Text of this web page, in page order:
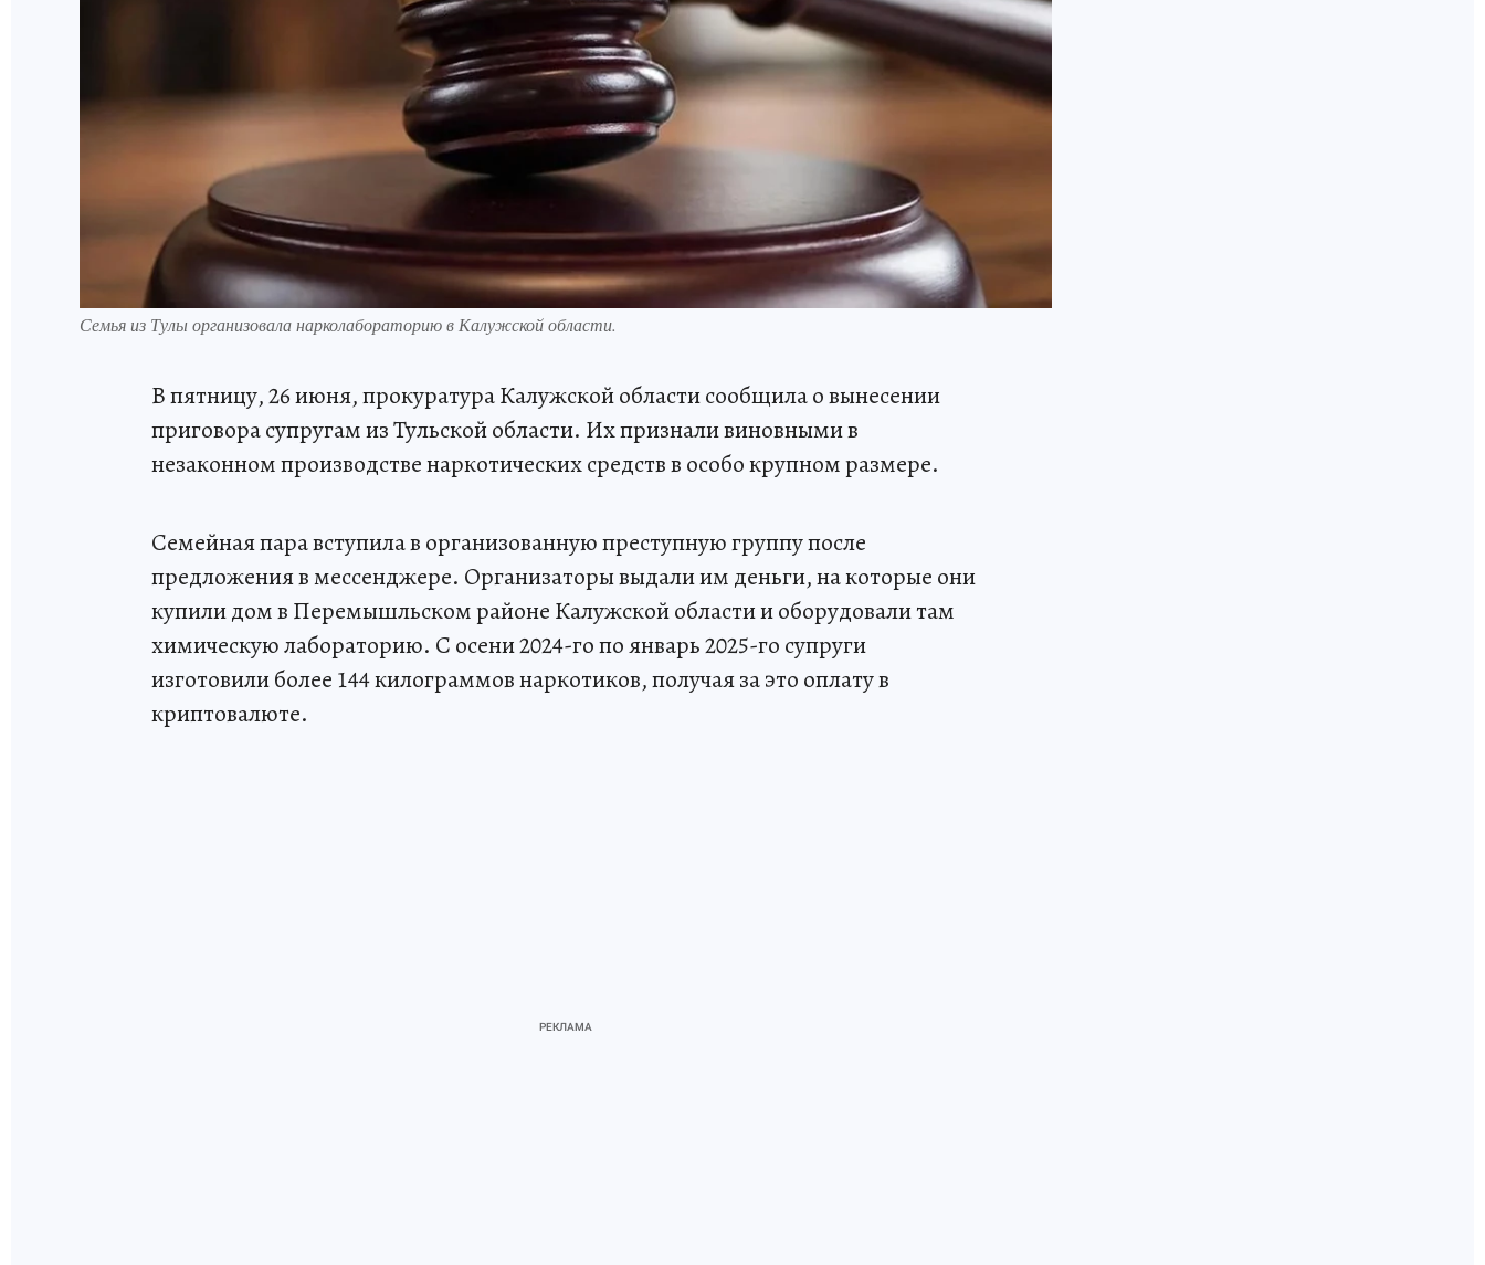
Семья из Тулы организовала нарколабораторию в Калужской области.
В пятницу, 26 июня, прокуратура Калужской области сообщила о вынесении
приговора супругам из Тульской области. Их признали виновными в
незаконном производстве наркотических средств в особо крупном размере.
Семейная пара вступила в организованную преступную группу после
предложения в мессенджере. Организаторы выдали им деньги, на которые они
купили дом в Перемышльском районе Калужской области и оборудовали там
химическую лабораторию. С осени 2024-го по январь 2025-го супруги
изготовили более 144 килограммов наркотиков, получая за это оплату в
криптовалюте.